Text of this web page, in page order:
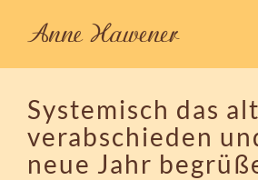
Inhalt
Systemisch das
verabschieden
neue Jahr